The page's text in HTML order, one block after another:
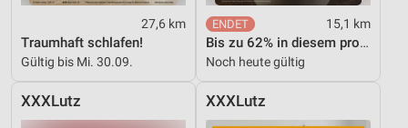
27,6 km
Traumhaft schlafen!
Gültig bis Mi. 30.09.
15,1 km
Bis zu 62% in diesem prospekt
Noch heute gültig
XXXLutz XXXLutz